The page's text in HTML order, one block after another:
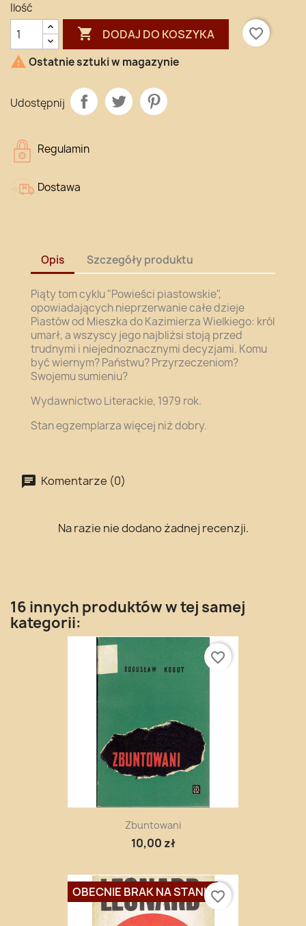
Ilość
 DODAJ DO KOSZYKA
favorite_border
 Ostatnie sztuki w magazynie
Udostępnij
Regulamin
Dostawa
Opis Szczegóły produktu
Piąty tom cyklu "Powieści piastowskie",
opowiadających nieprzerwanie całe dzieje
Piastów od Mieszka do Kazimierza Wielkiego: król
umarł, a wszyscy jego najbliżsi stoją przed
trudnymi i niejednoznacznymi decyzjami. Komu
być wiernym? Państwu? Przyrzeczeniom?
Swojemu sumieniu?
Wydawnictwo Literackie, 1979 rok.
Stan egzemplarza więcej niż dobry.
Komentarze (0)
Na razie nie dodano żadnej recenzji.
16 innych produktów w tej samej
kategorii:
Zbuntowani
10,00 zł
favorite_border
OBECNIE BRAK NA STANIEfavorite_border